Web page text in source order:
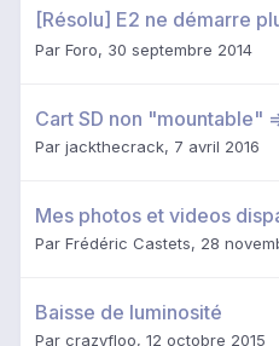
[Résolu] E2 ne démarre
Par Foro, 30 septembre 2014
Cart SD non "mountable"
Par jackthecrack, 7 avril 2016
Mes photos et videos
Par Frédéric Castets, 28
Baisse de luminosité
Par crazyfloo, 12 octobre 2015